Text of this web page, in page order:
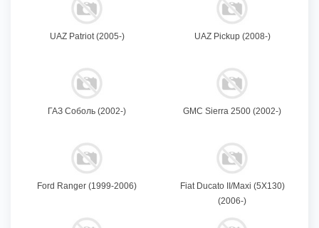
UAZ Patriot (2005-) UAZ Pickup (2008-)
ГАЗ Соболь (2002-) GMC Sierra 2500 (2002-)
Ford Ranger (1999-2006)
Fiat Ducato II/Maxi (5X130)
(2006-)